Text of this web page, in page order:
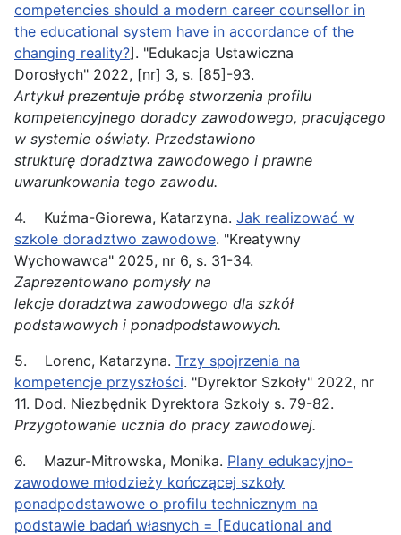
competencies should a modern career counsellor in
the educational system have in accordance of the
changing reality?]. "Edukacja Ustawiczna
Dorosłych" 2022, [nr] 3, s. [85]-93.
Artykuł prezentuje próbę stworzenia profilu
kompetencyjnego doradcy zawodowego, pracującego
w systemie oświaty. Przedstawiono
strukturę doradztwa zawodowego i prawne
uwarunkowania tego zawodu.
4. Kuźma-Giorewa, Katarzyna. Jak realizować w
szkole doradztwo zawodowe. "Kreatywny
Wychowawca" 2025, nr 6, s. 31-34.
Zaprezentowano pomysły na
lekcje doradztwa zawodowego dla szkół
podstawowych i ponadpodstawowych.
5. Lorenc, Katarzyna. Trzy spojrzenia na
kompetencje przyszłości. "Dyrektor Szkoły" 2022, nr
11. Dod. Niezbędnik Dyrektora Szkoły s. 79-82.
Przygotowanie ucznia do pracy zawodowej.
6. Mazur-Mitrowska, Monika. Plany edukacyjno-
zawodowe młodzieży kończącej szkoły
ponadpodstawowe o profilu technicznym na
podstawie badań własnych = [Educational and